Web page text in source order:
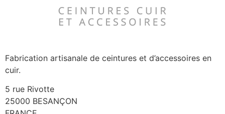
Fabrication artisanale de ceintures et d’accessoires en
cuir.
5 rue Rivotte
25000 BESANÇON